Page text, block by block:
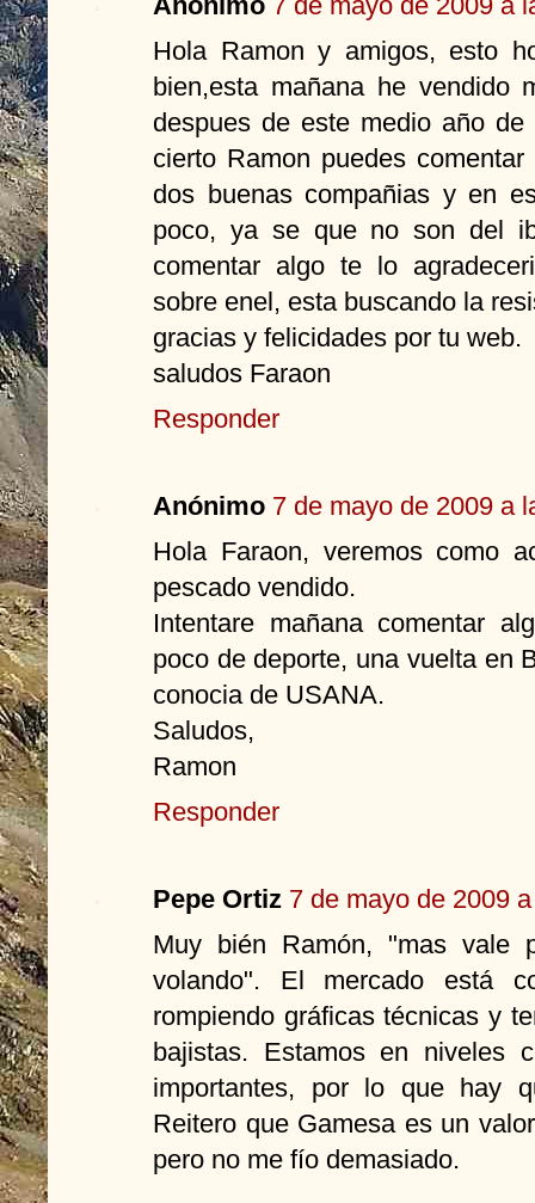
Hola Ramon y amigos, esto
bien,esta mañana he vendido
despues de este medio año
cierto Ramon puedes
dos buenas compañias y en
poco, ya se que no son del
comentar algo te lo
sobre enel, esta buscando la
gracias y felicidades por tu web.
saludos Faraon
Responder
Anónimo 7 de mayo de 2009 a
Hola Faraon, veremos como
pescado vendido.
Intentare mañana comentar
poco de deporte, una vuelta en
conocia de USANA.
Saludos,
Ramon
Responder
Pepe Ortiz 7 de mayo de 2009
Muy bién Ramón, "mas vale
volando". El mercado está
rompiendo gráficas técnicas y
bajistas. Estamos en niveles
importantes, por lo que hay
Reitero que Gamesa es un
pero no me fío demasiado.